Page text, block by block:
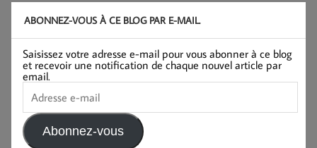
ABONNEZ-VOUS À CE BLOG PAR E-MAIL.
Saisissez votre adresse e-mail pour vous abonner à ce blog
et recevoir une notification de chaque nouvel article par
email.
Adresse
e-
mail
Abonnez-vous